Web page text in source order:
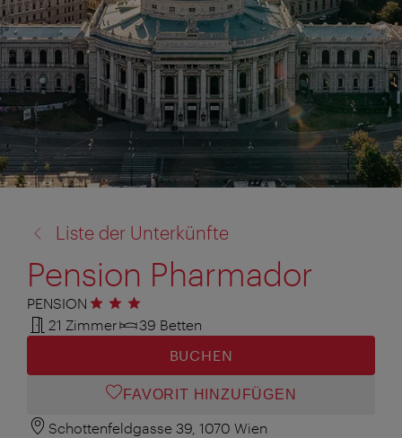
zu:
Liste der Unterkünfte
Pension Pharmador
PENSION 3 Sterne
21 Zimmer
39 Betten
BUCHEN
FAVORIT HINZUFÜGEN
Schottenfeldgasse 39, 1070 Wien